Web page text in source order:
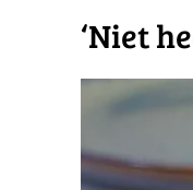
‘Niet